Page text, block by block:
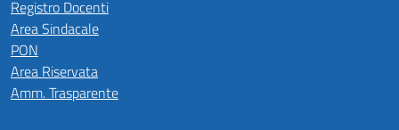
Registro Docenti
Area Sindacale
PON
Area Riservata
Amm. Trasparente